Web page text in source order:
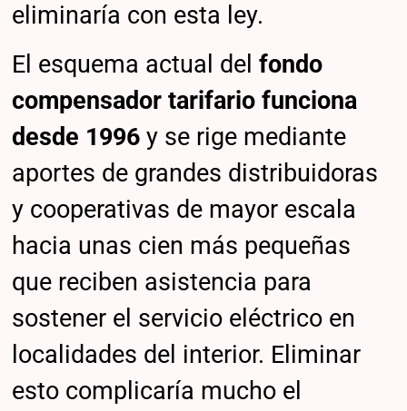
eliminaría con esta ley.
El esquema actual delfondo
compensador tarifario funciona
desde 1996 y se rige mediante
aportes de grandes distribuidoras
y cooperativas de mayor escala
hacia unas cien más pequeñas
que reciben asistencia para
sostener el servicio eléctrico en
localidades del interior. Eliminar
esto complicaría mucho el